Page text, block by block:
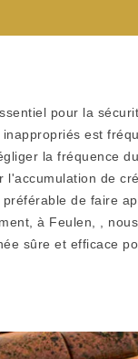
pour la
est
la fréquence du
l'accumulation de
de faire
à Feulen, , nous
sûre et efficace